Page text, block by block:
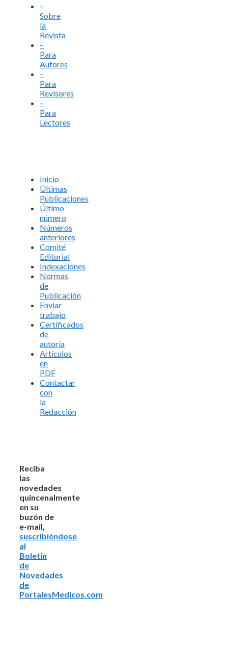
–
Sobre
la
Revista
–
Para
Autores
–
Para
Revisores
–
Para
Lectores
Inicio
Últimas
Publicaciones
Último
número
Números
anteriores
Comité
Editorial
Indexaciones
Normas
de
Publicación
Enviar
trabajo
Certificados
de
autoría
Artículos
en
PDF
Contactar
con
la
Redacción
Reciba
las
novedades
quincenalmente
en su
buzón de
e-mail,
suscribiéndose
al
Boletín
de
Novedades
de
PortalesMedicos.com